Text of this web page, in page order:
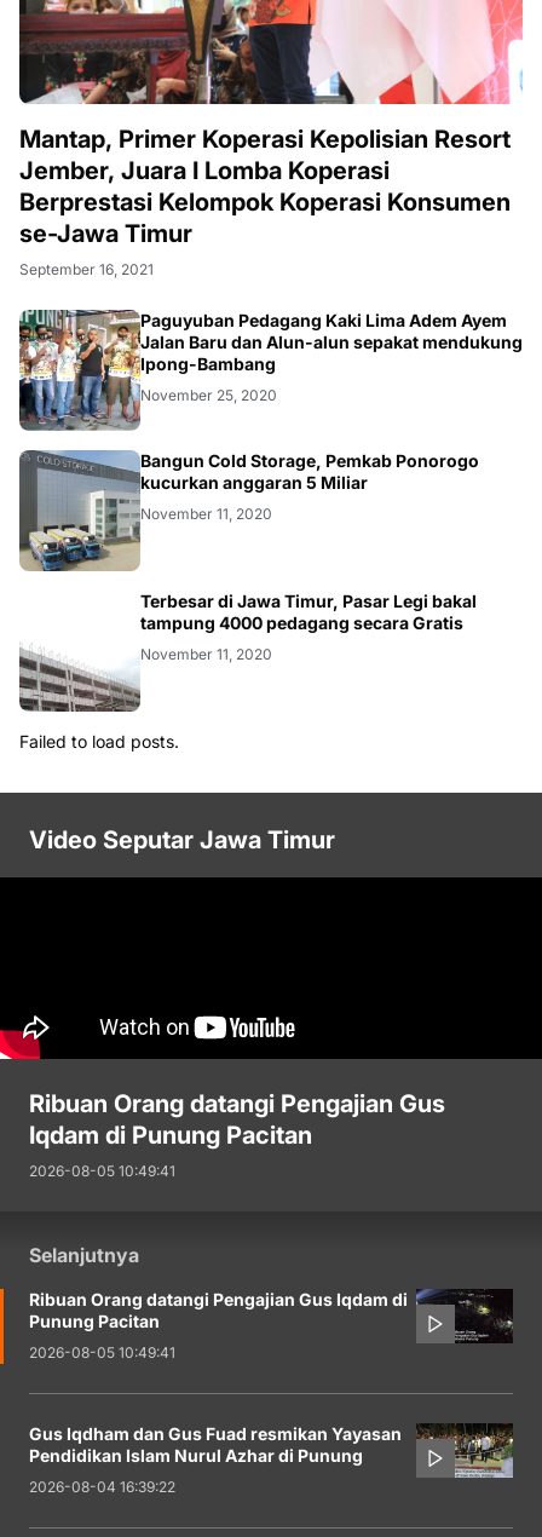
Mantap, Primer Koperasi Kepolisian Resort
Jember, Juara I Lomba Koperasi
Berprestasi Kelompok Koperasi Konsumen
se-Jawa Timur
September 16, 2021
Paguyuban Pedagang Kaki Lima Adem Ayem
Jalan Baru dan Alun-alun sepakat mendukung
Ipong-Bambang
November 25, 2020
Bangun Cold Storage, Pemkab Ponorogo
kucurkan anggaran 5 Miliar
November 11, 2020
Terbesar di Jawa Timur, Pasar Legi bakal
tampung 4000 pedagang secara Gratis
November 11, 2020
Failed to load posts.
Video Seputar Jawa Timur
Ribuan Orang datangi Pengajian Gus
Iqdam di Punung Pacitan
2026-08-05 10:49:41
Selanjutnya
Ribuan Orang datangi Pengajian Gus Iqdam di
Punung Pacitan
2026-08-05 10:49:41
Gus Iqdham dan Gus Fuad resmikan Yayasan
Pendidikan Islam Nurul Azhar di Punung
2026-08-04 16:39:22